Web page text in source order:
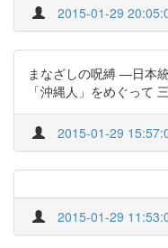
2015-01-29
まなざしの呪縛 ―日本
「沖縄人」をめぐって
2015-01-29
2015-01-29